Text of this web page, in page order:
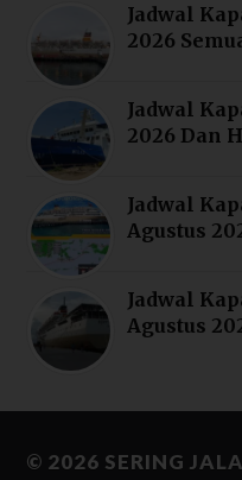
Jadwal
2026
Jadwal
2026 Dan
Jadwal
Agustus
Jadwal
Agustus
© 2026 SERING